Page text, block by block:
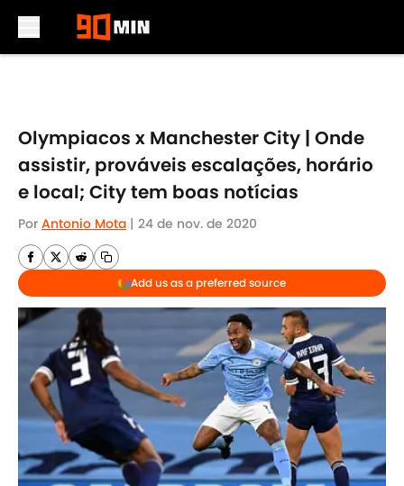
Olympiacos x Manchester City | Onde
assistir, prováveis escalações, horário
e local; City tem boas notícias
Por Antonio Mota | 24 de nov. de 2020
Add us as a preferred source